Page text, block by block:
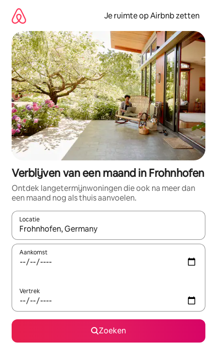
direct
naar
inhoud
Je ruimte op Airbnb zetten
Verblijven van een maand in Frohnhofen
Ontdek langetermijnwoningen die ook na meer dan
een maand nog als thuis aanvoelen.
Locatie
Wanneer er suggesties beschikbaar zijn, maak je een keuze
Aankomst
Vertrek
Zoeken